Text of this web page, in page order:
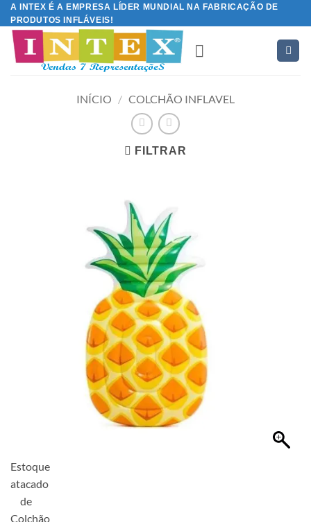
Skip
to
content
A INTEX É A EMPRESA LÍDER MUNDIAL NA FABRICAÇÃO DE
PRODUTOS INFLÁVEIS!
INÍCIO / COLCHÃO INFLAVEL
FILTRAR